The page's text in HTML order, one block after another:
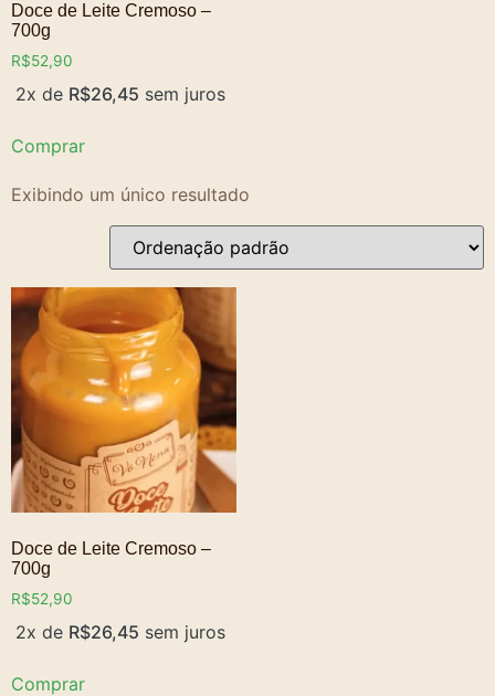
Doce de Leite Cremoso –
700g
R$52,90
2x de R$26,45 sem juros
Comprar
Exibindo um único resultado
Doce de Leite Cremoso –
700g
R$52,90
2x de R$26,45 sem juros
Comprar